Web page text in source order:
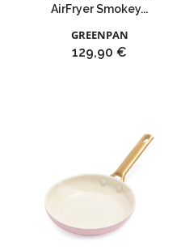
AirFryer Smokey...
GREENPAN
Prix
129,90 €